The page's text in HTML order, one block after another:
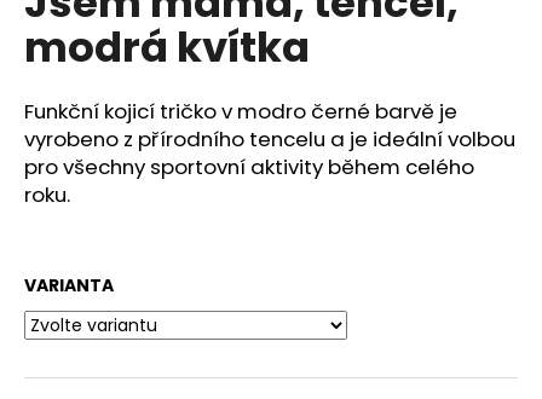
z
5
hvězdiček.
modrá kvítka
Funkční kojicí tričko v modro černé barvě je
vyrobeno z přírodního tencelu a je ideální volbou
pro všechny sportovní aktivity během celého
roku.
VARIANTA
u
j
m
e